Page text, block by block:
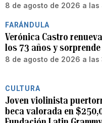
8 de agosto de 2026 a las
FARÁNDULA
Verónica Castro
los 73 años y sorprende
8 de agosto de 2026 a las
CULTURA
Joven violinista
beca valorada en